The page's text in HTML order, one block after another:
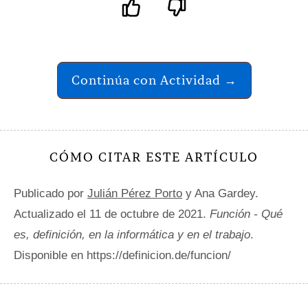
Continúa con Actividad →
CÓMO CITAR ESTE ARTÍCULO
Publicado por Julián Pérez Porto y Ana Gardey.
Actualizado el 11 de octubre de 2021. Función - Qué
es, definición, en la informática y en el trabajo.
Disponible en https://definicion.de/funcion/